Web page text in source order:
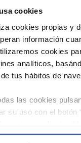
cookies
cookies propias y
información
cookies
analíticos,
tus hábitos de
las cookies
su uso con el botón
nuestra
de privacidady